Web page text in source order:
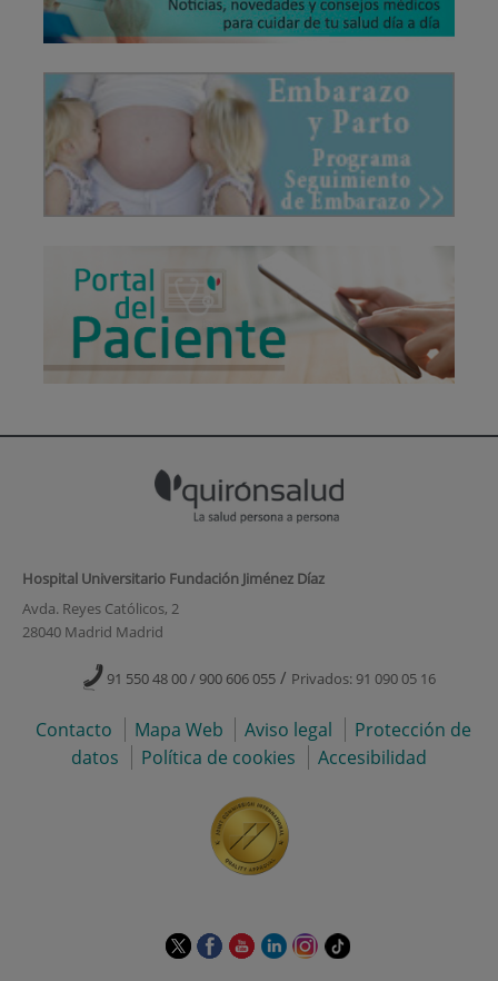
Hospital Universitario Fundación Jiménez Díaz
Avda. Reyes Católicos, 2
28040 Madrid Madrid
91 550 48 00 / 900 606 055 / Privados: 91 090 05 16
Contacto Mapa Web Aviso legal
Protección de
datos
Política de cookies Accesibilidad
EsteEsteEsteEsteEsteEnlace